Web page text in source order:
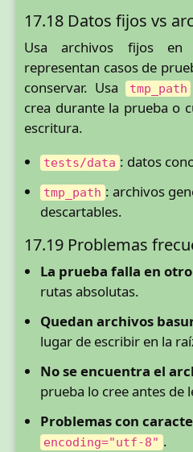
17.18 Datos fijos vs
Usa archivos fijos en
representan casos de
conservar. Usa tmp_path
crea durante la prueba o
escritura.
tests/data : datos
tmp_path : archivos
descartables.
17.19 Problemas
La prueba falla en
rutas absolutas.
Quedan archivos
lugar de escribir en la
No se encuentra el
prueba lo cree antes de
Problemas con
encoding="utf-8" .